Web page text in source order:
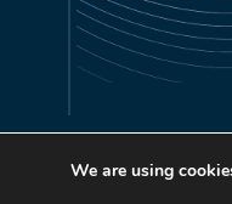
We are using